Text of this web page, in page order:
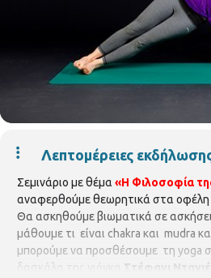
Λεπτομέρειες
Σεμινάριο με θέμα «Η Φιλοσοφία
αναφερθούμε θεωρητικά στα οφέλη
Θα ασκηθούμε βιωματικά σε
μάθουμε τι είναι chakra και mudra
μπορούμε να προσθέσουμε τη yoga
δασκάλα της γιόγκα
Στέφανι